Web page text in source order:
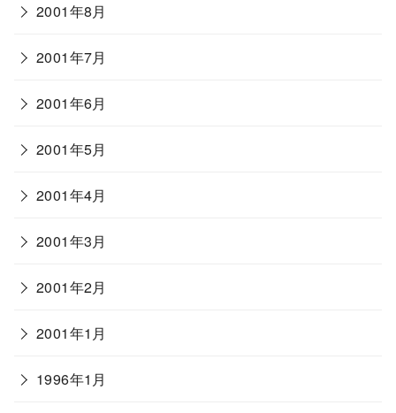
2001年8月
2001年7月
2001年6月
2001年5月
2001年4月
2001年3月
2001年2月
2001年1月
1996年1月